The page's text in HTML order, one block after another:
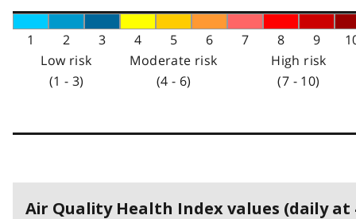
1 2 3 4 5 6 7 8 9
Low risk
(1 - 3)
Moderate risk
(4 - 6)
High risk
(7 - 10)
Air Quality Health Index values (daily at